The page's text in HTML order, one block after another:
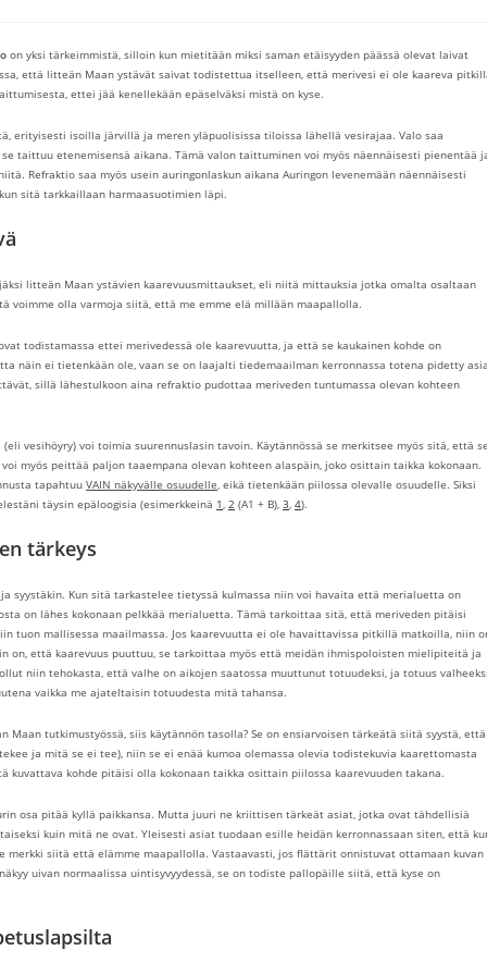
on yksi tärkeimmistä, silloin kun mietitään miksi saman etäisyyden päässä olevat laivat
että litteän Maan ystävät saivat todistettua itselleen, että merivesi ei ole kaareva
ettei jää kenellekään epäselväksi mistä on kyse.
erityisesti isoilla järvillä ja meren yläpuolisissa tiloissa lähellä vesirajaa. Valo saa
taittuu etenemisensä aikana. Tämä valon taittuminen voi myös näennäisesti pienentää
Refraktio saa myös usein auringonlaskun aikana Auringon levenemään näennäisesti
sitä tarkkaillaan harmaasuotimien läpi.
litteän Maan ystävien kaarevuusmittaukset, eli niitä mittauksia jotka omalta osaltaan
voimme olla varmoja siitä, että me emme elä millään maapallolla.
todistamassa ettei merivedessä ole kaarevuutta, ja että se kaukainen kohde on
näin ei tietenkään ole, vaan se on laajalti tiedemaailman kerronnassa totena pidetty
sillä lähestulkoon aina refraktio pudottaa meriveden tuntumassa olevan kohteen
vesihöyry) voi toimia suurennuslasin tavoin. Käytännössä se merkitsee myös sitä, että
myös peittää paljon taaempana olevan kohteen alaspäin, joko osittain taikka kokonaan.
tapahtuu VAIN näkyvälle osuudelle, eikä tietenkään piilossa olevalle osuudelle. Siksi
täysin epäloogisia (esimerkkeinä 1, 2 (A1 + B), 3, 4).
tärkeys
syystäkin. Kun sitä tarkastelee tietyssä kulmassa niin voi havaita että merialuetta on
on lähes kokonaan pelkkää merialuetta. Tämä tarkoittaa sitä, että meriveden pitäisi
tuon mallisessa maailmassa. Jos kaarevuutta ei ole havaittavissa pitkillä matkoilla, niin
että kaarevuus puuttuu, se tarkoittaa myös että meidän ihmispoloisten mielipiteitä ja
niin tehokasta, että valhe on aikojen saatossa muuttunut totuudeksi, ja totuus
vaikka me ajateltaisin totuudesta mitä tahansa.
tutkimustyössä, siis käytännön tasolla? Se on ensiarvoisen tärkeätä siitä syystä, että
ja mitä se ei tee), niin se ei enää kumoa olemassa olevia todistekuvia kaarettomasta
kohde pitäisi olla kokonaan taikka osittain piilossa kaarevuuden takana.
osa pitää kyllä paikkansa. Mutta juuri ne kriittisen tärkeät asiat, jotka ovat tähdellisiä
kuin mitä ne ovat. Yleisesti asiat tuodaan esille heidän kerronnassaan siten, että
siitä että elämme maapallolla. Vastaavasti, jos flättärit onnistuvat ottamaan kuvan
uivan normaalissa uintisyvyydessä, se on todiste pallopäille siitä, että kyse on